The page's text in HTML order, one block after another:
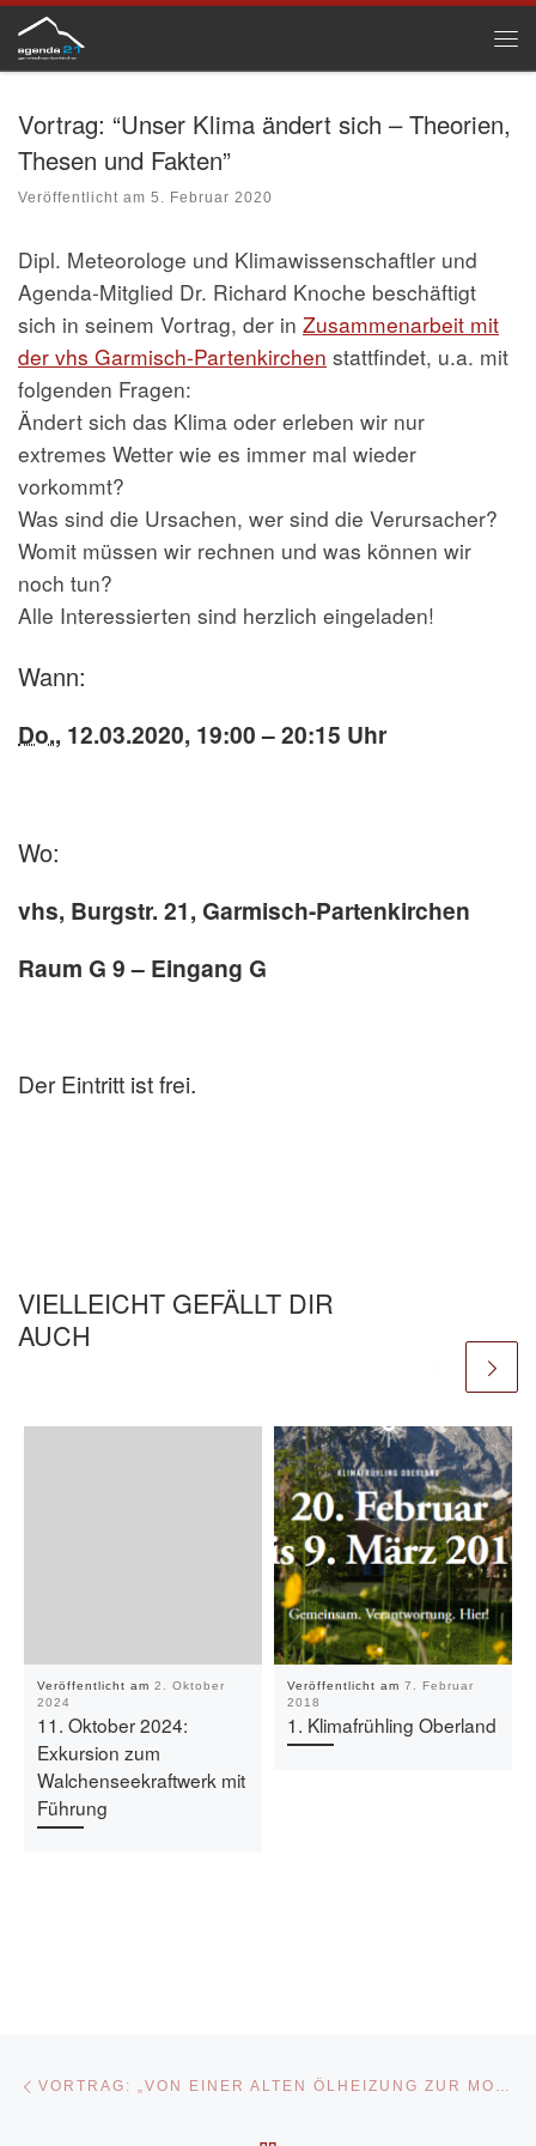
Zum Inhalt springen
Vortrag: “Unser Klima ändert sich – Theorien,
Thesen und Fakten”
Veröffentlicht am 5. Februar 2020
Dipl. Meteorologe und Klimawissenschaftler und
Agenda-Mitglied Dr. Richard Knoche beschäftigt
sich in seinem Vortrag, der in Zusammenarbeit mit
der vhs Garmisch-Partenkirchen stattfindet, u.a. mit
folgenden Fragen:
Ändert sich das Klima oder erleben wir nur
extremes Wetter wie es immer mal wieder
vorkommt?
Was sind die Ursachen, wer sind die Verursacher?
Womit müssen wir rechnen und was können wir
noch tun?
Alle Interessierten sind herzlich eingeladen!
Wann:
Do., 12.03.2020, 19:00 – 20:15 Uhr
Wo:
vhs, Burgstr. 21, Garmisch-Partenkirchen
Raum G 9 – Eingang G
Der Eintritt ist frei.
VIELLEICHT GEFÄLLT DIR
AUCH
Veröffentlicht am2. Oktober
2024
11. Oktober 2024:
Exkursion zum
Walchenseekraftwerk mit
Führung
Veröffentlicht am7. Februar
2018
1. Klimafrühling Oberland
VORTRAG: „VON EINER ALTEN ÖLHEIZUNG ZUR MODERNEN PELLET-BRENNWERTTECHNOLOGIE – EIN ERFAHRUNGSBERICHT”